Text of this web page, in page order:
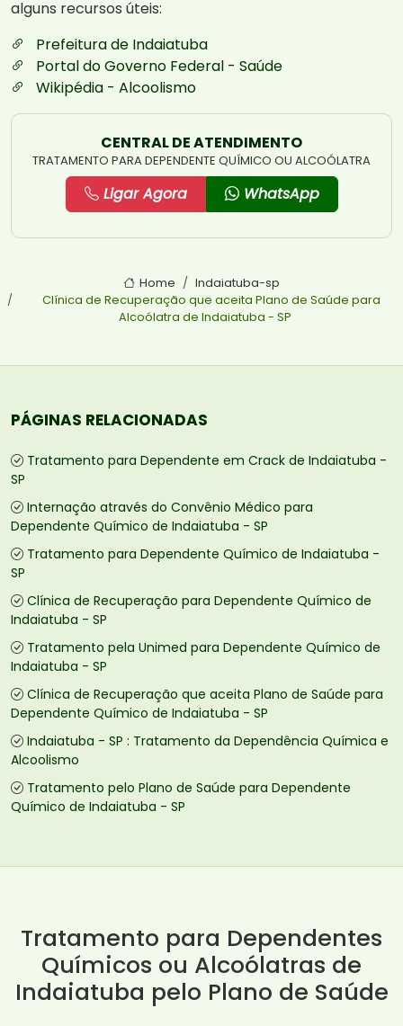
alguns recursos úteis:
Prefeitura de Indaiatuba
Portal do Governo Federal - Saúde
Wikipédia - Alcoolismo
CENTRAL DE ATENDIMENTO
TRATAMENTO PARA DEPENDENTE QUÍMICO OU ALCOÓLATRA
Ligar Agora WhatsApp
Home
Indaiatuba-sp
Clínica de Recuperação que aceita Plano de Saúde para
Alcoólatra de Indaiatuba - SP
PÁGINAS RELACIONADAS
Tratamento para Dependente em Crack de Indaiatuba -
SP
Internação através do Convênio Médico para
Dependente Químico de Indaiatuba - SP
Tratamento para Dependente Químico de Indaiatuba -
SP
Clínica de Recuperação para Dependente Químico de
Indaiatuba - SP
Tratamento pela Unimed para Dependente Químico de
Indaiatuba - SP
Clínica de Recuperação que aceita Plano de Saúde para
Dependente Químico de Indaiatuba - SP
Indaiatuba - SP : Tratamento da Dependência Química e
Alcoolismo
Tratamento pelo Plano de Saúde para Dependente
Químico de Indaiatuba - SP
Tratamento para Dependentes
Químicos ou Alcoólatras de
Indaiatuba pelo Plano de Saúde